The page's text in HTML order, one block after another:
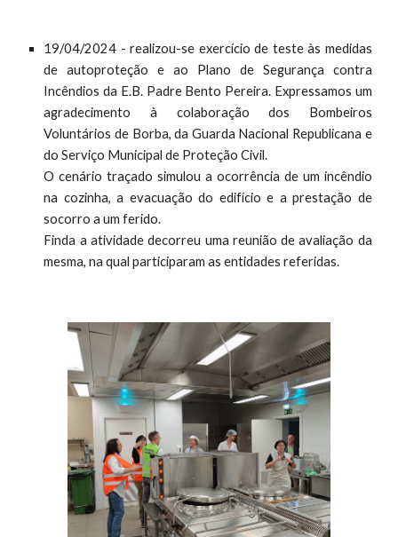
19/04/2024 - realizou-se exercício de teste às medidas
de autoproteção e ao Plano de Segurança contra
Incêndios da E.B. Padre Bento Pereira. Expressamos um
agradecimento à colaboração dos Bombeiros
Voluntários de Borba, da Guarda Nacional Republicana e
do Serviço Municipal de Proteção Civil.
O cenário traçado simulou a ocorrência de um incêndio
na cozinha, a evacuação do edifício e a prestação de
socorro a um ferido.
Finda a atividade decorreu uma reunião de avaliação da
mesma, na qual participaram as entidades referidas.